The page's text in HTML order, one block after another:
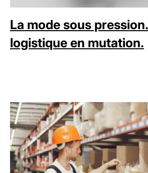
La mode sous
logistique en mutation.